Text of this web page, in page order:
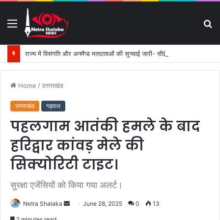
Menu
राज्य में विसंगति और अनमैप्ड मतदाताओं की सुनवाई जारी- सीईओ।
Home /उत्तराखंड
उत्तराखंड गढ़वाल
पहलगाम आतंकी हमले के बाद
हरिद्वार कांवड़ मेले की
सिक्योरिटी टाइट।
सुरक्षा एजेंसियों को किया गया अलर्ट।
Netra Shalaka June 28, 2025 0 13